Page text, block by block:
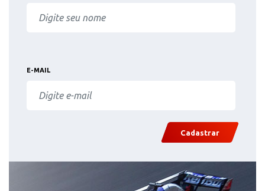
E-MAIL
Cadastrar